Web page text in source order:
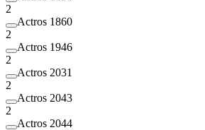
2
Actros 1860
2
Actros 1946
2
Actros 2031
2
Actros 2043
2
Actros 2044